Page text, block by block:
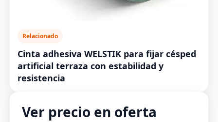
Relacionado
Cinta adhesiva WELSTIK para fijar césped
artificial terraza con estabilidad y
resistencia
Ver precio en oferta